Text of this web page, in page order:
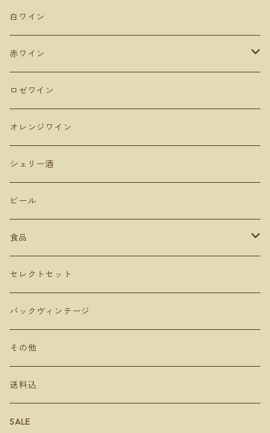
マドリード
シエラ・デ・グレドス
Uvas Felices COMANDO G
アラゴン
ムルシア
De Montille & Hokkaido ドモンティーユ
Lowbrow Craft
リタファーム&ワイナリー
千歳ワイナリー
宮本ヴィンヤード
サンマモルワイナリー
新潟
ドメーヌショオ
カーブドッチ
山形
タケダワイナリー
長野
マンズワイン 小諸ワイナリー
テールドシエル
ルナピエナ
アビーズバインズ
山梨
ドメーヌヒデ
くらむぼん
岡山
コルトラーダ
大分
安心院ワイナリー
白ワイン
赤ワイン
ピノ・ノワール
ガルナッチャ グルナッシュ
メルロー
プルサール
カベルネソービニョン
カベルネフラン
ロゼワイン
オレンジワイン
シェリー酒
ビール
食品
オリーブオイル
ビネガー
チーズ
セレクトセット
バックヴィンテージ
その他
送料込
SALE